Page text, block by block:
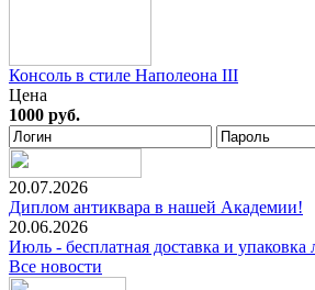
Консоль в стиле Наполеона III
Цена
1000 руб.
20.07.2026
Диплом антиквара в нашей Академии!
20.06.2026
Июль - бесплатная доставка и упаковка
Все новости